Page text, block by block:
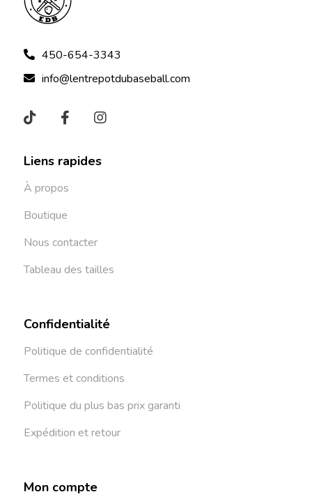
450-654-3343
info@lentrepotdubaseball.com
Liens rapides
À propos
Boutique
Nous contacter
Tableau des tailles
Confidentialité
Politique de confidentialité
Termes et conditions
Politique du plus bas prix garanti
Expédition et retour
Mon compte